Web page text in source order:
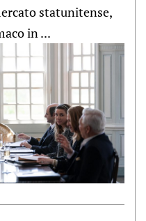
statunitense,
in ...